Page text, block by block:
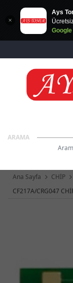
Ays
ARAMA
Ana Sayfa CHİP
CF217A/CRG047